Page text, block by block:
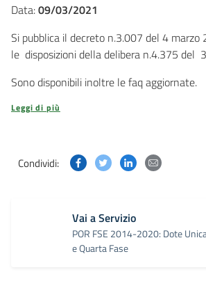
Data:09/03/2021
Si pubblica il decreto n.3.007 del 4 marzo
le disposizioni della delibera n.4.375 del
Sono disponibili inoltre le faq aggiornate.
Leggi di più
Condividi: Condividi questa pagina
Condividi questa
Condividi
Vai a Servizio
POR FSE 2014-2020: Dote
e Quarta Fase